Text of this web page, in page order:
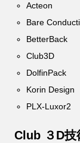
Acteon
Bare
BetterBack
Club3D
DolfinPack
Korin Design
PLX-Luxor2
Club ３D技